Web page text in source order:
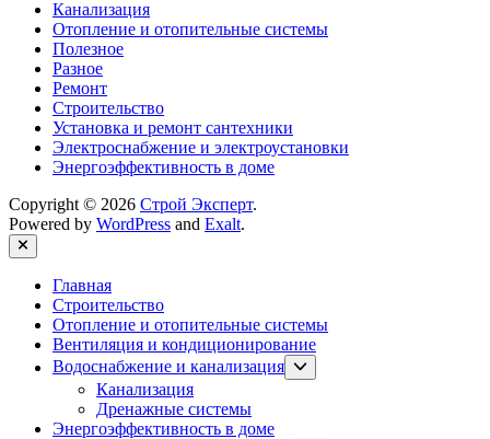
Канализация
Отопление и отопительные системы
Полезное
Разное
Ремонт
Строительство
Установка и ремонт сантехники
Электроснабжение и электроустановки
Энергоэффективность в доме
Copyright © 2026 Строй Эксперт.
Powered by WordPress and Exalt.
Close
Главная
Строительство
Отопление и отопительные системы
Вентиляция и кондиционирование
Водоснабжение и канализация
Show
sub
Канализация
Дренажные системы
Энергоэффективность в доме